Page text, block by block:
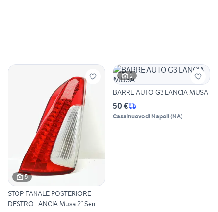
5
STOP FANALE POSTERIORE
DESTRO LANCIA Musa 2° Seri
2
BARRE AUTO G3 LANCIA MUSA
50 €
Casalnuovo di Napoli(NA)